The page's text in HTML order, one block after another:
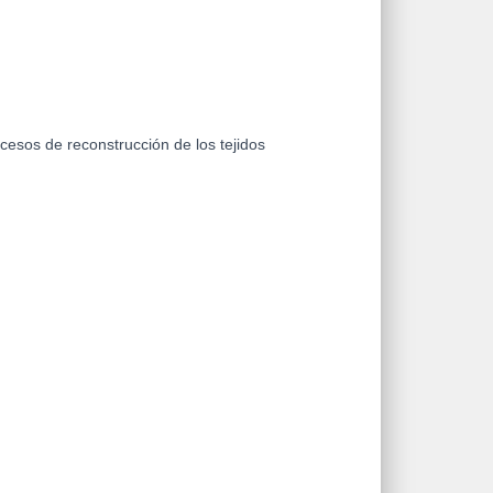
de reconstrucción de los tejidos